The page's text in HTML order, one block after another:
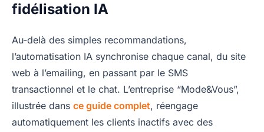
fidélisation IA
Au-delà des simples recommandations,
l’automatisation IA synchronise chaque canal, du site
web à l’emailing, en passant par le SMS
transactionnel et le chat. L’entreprise “Mode&Vous”,
illustrée dans ce guide complet, réengage
automatiquement les clients inactifs avec des